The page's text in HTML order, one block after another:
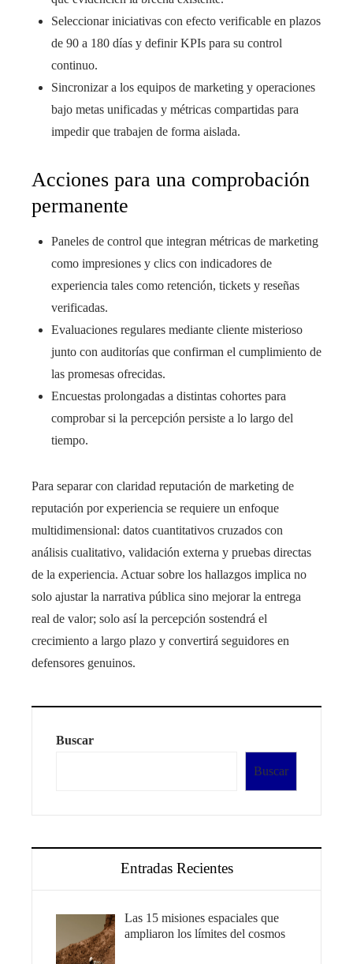
Seleccionar iniciativas con efecto verificable en plazos
de 90 a 180 días y definir KPIs para su control
continuo.
Sincronizar a los equipos de marketing y operaciones
bajo metas unificadas y métricas compartidas para
impedir que trabajen de forma aislada.
Acciones para una comprobación
permanente
Paneles de control que integran métricas de marketing
como impresiones y clics con indicadores de
experiencia tales como retención, tickets y reseñas
verificadas.
Evaluaciones regulares mediante cliente misterioso
junto con auditorías que confirman el cumplimiento de
las promesas ofrecidas.
Encuestas prolongadas a distintas cohortes para
comprobar si la percepción persiste a lo largo del
tiempo.
Para separar con claridad reputación de marketing de
reputación por experiencia se requiere un enfoque
multidimensional: datos cuantitativos cruzados con
análisis cualitativo, validación externa y pruebas directas
de la experiencia. Actuar sobre los hallazgos implica no
solo ajustar la narrativa pública sino mejorar la entrega
real de valor; solo así la percepción sostendrá el
crecimiento a largo plazo y convertirá seguidores en
defensores genuinos.
Buscar
Buscar
Entradas Recientes
Las 15 misiones espaciales que
ampliaron los límites del cosmos